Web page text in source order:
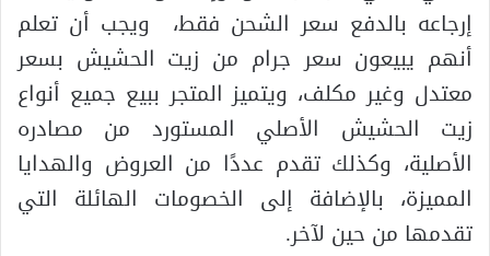
إرجاعه بالدفع سعر الشحن فقط، ويجب أن تعلم
أنهم يبيعون سعر جرام من زيت الحشيش بسعر
معتدل وغير مكلف، ويتميز المتجر ببيع جميع أنواع
زيت الحشيش الأصلي المستورد من مصادره
الأصلية، وكذلك تقدم عددًا من العروض والهدايا
المميزة، بالإضافة إلى الخصومات الهائلة التي
تقدمها من حين لآخر.